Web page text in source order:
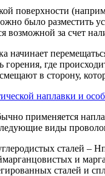
поверхности
было разместить
возможной за счет
начинает
горения, где
в сторону,
применяется
виды
сталей –
и
сталей и